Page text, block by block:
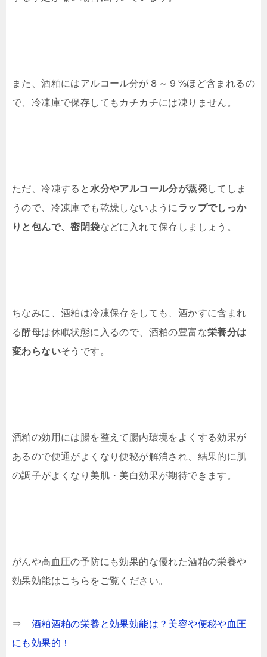
また、酒粕にはアルコール分が８～９%ほど含まれるの
で、冷凍庫で保存してもカチカチには凍りません。
ただ、冷凍すると 水分やアルコール分が蒸発してしま
うので、冷凍庫でも乾燥しないように ラップでしっか
りと包んで、密閉袋などに入れて保存しましょう。
ちなみに、酒粕は冷凍保存をしても、酒かすに含まれ
る酵母は休眠状態に入るので、酒粕の豊富な栄養分は
変わらないそうです。
酒粕の効用には腸を整えて腸内環境をよくする効果が
あるので便通がよくなり便秘が解消され、結果的に肌
の調子がよくなり美肌・美白効果が期待できます。
がんや高血圧の予防にも効果的な優れた酒粕の栄養や
効果効能はこちらをご覧ください。
⇒ 酒粕酒粕の栄養と効果効能は？美容や便秘や血圧
にも効果的！